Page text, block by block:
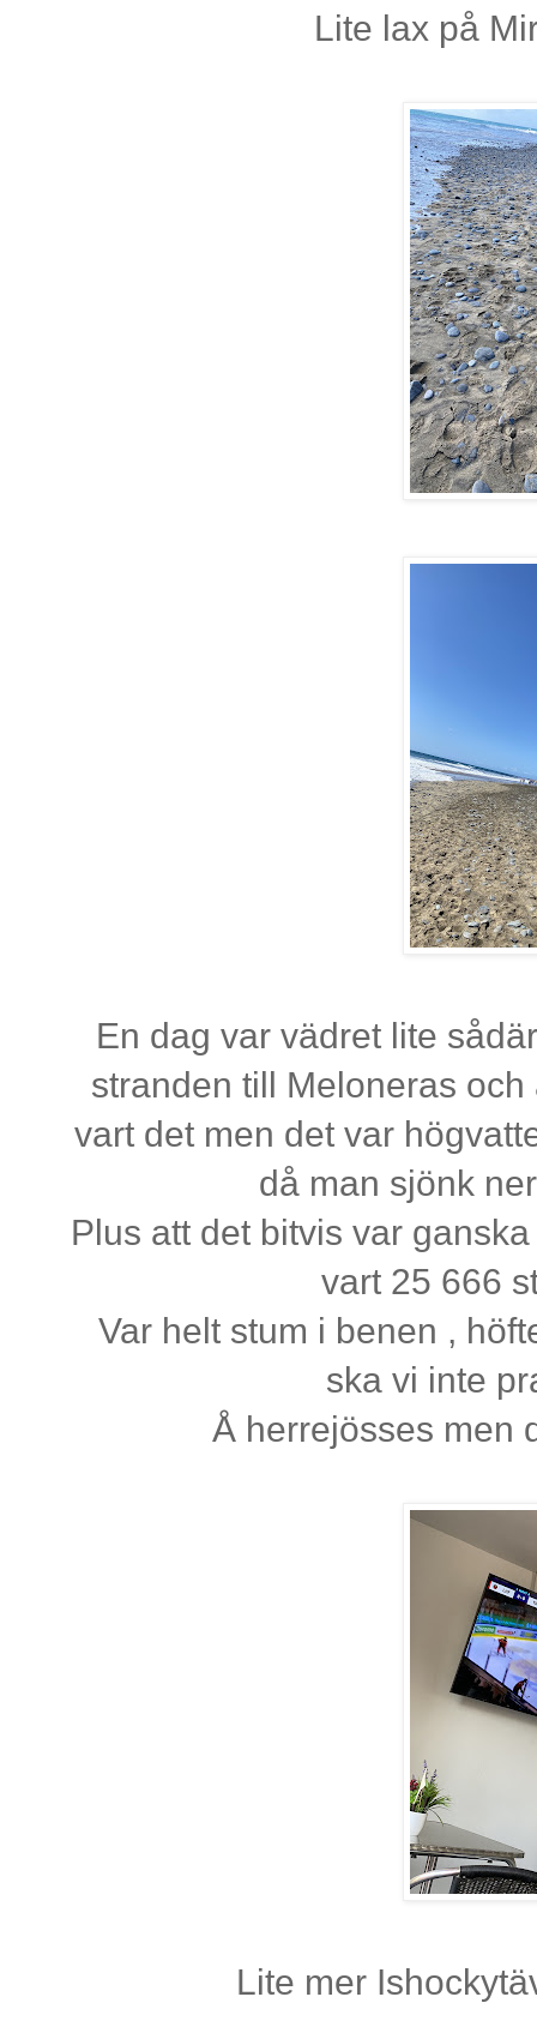
Lite lax på
En dag var vädret lite
stranden till Meloneras
vart det men det var
då man sjönk
Plus att det bitvis var
vart 25 666
Var helt stum i benen ,
ska vi inte
Å herrejösses men
Lite mer